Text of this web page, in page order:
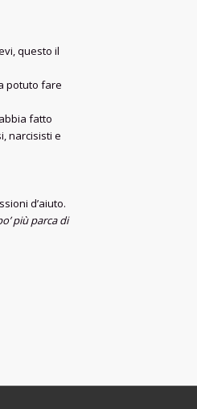
questo il
potuto fare
fatto
narcisisti e
d’aiuto.
più parca di